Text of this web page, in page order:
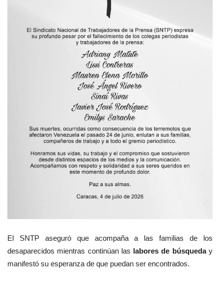
El SNTP aseguró que acompaña a las familias de los
desaparecidos mientras continúan las labores de búsqueday
manifestó su esperanza de que puedan ser encontrados.